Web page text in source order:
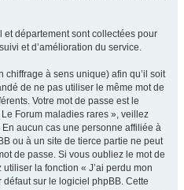
et département sont collectées pour
et d’amélioration du service.
chiffrage à sens unique) afin qu’il soit
de ne pas utiliser le même mot de
Votre mot de passe est le
Forum maladies rares », veillez
aucun cas une personne affiliée à
ou à un site de tierce partie ne peut
de passe. Si vous oubliez le mot de
la fonction « J’ai perdu mon
sur le logiciel phpBB. Cette